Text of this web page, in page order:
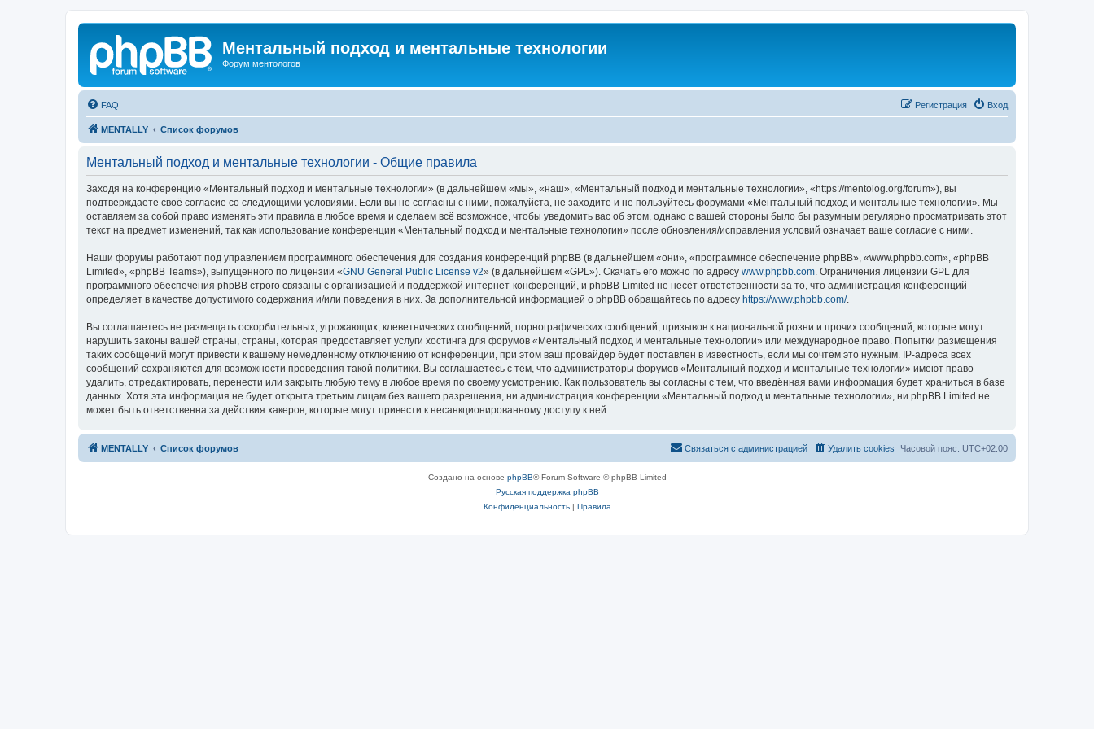
Ментальный подход и ментальные технологии
Форум ментологов
FAQ Вход
Регистрация
MENTALLY Список форумов
Ментальный подход и ментальные технологии - Общие правила
Заходя на конференцию «Ментальный подход и ментальные технологии» (в дальнейшем «мы», «наш», «Ментальный подход и ментальные технологии», «https://mentolog.org/forum»), вы
подтверждаете своё согласие со следующими условиями. Если вы не согласны с ними, пожалуйста, не заходите и не пользуйтесь форумами «Ментальный подход и ментальные технологии». Мы
оставляем за собой право изменять эти правила в любое время и сделаем всё возможное, чтобы уведомить вас об этом, однако с вашей стороны было бы разумным регулярно просматривать этот
текст на предмет изменений, так как использование конференции «Ментальный подход и ментальные технологии» после обновления/исправления условий означает ваше согласие с ними.
Наши форумы работают под управлением программного обеспечения для создания конференций phpBB (в дальнейшем «они», «программное обеспечение phpBB», «www.phpbb.com», «phpBB
Limited», «phpBB Teams»), выпущенного по лицензии «GNU General Public License v2» (в дальнейшем «GPL»). Скачать его можно по адресу www.phpbb.com . Ограничения лицензии GPL для
программного обеспечения phpBB строго связаны с организацией и поддержкой интернет-конференций, и phpBB Limited не несёт ответственности за то, что администрация конференций
определяет в качестве допустимого содержания и/или поведения в них. За дополнительной информацией о phpBB обращайтесь по адресу https://www.phpbb.com/.
Вы соглашаетесь не размещать оскорбительных, угрожающих, клеветнических сообщений, порнографических сообщений, призывов к национальной розни и прочих сообщений, которые могут
нарушить законы вашей страны, страны, которая предоставляет услуги хостинга для форумов «Ментальный подход и ментальные технологии» или международное право. Попытки размещения
таких сообщений могут привести к вашему немедленному отключению от конференции, при этом ваш провайдер будет поставлен в известность, если мы сочтём это нужным. IP-адреса всех
сообщений сохраняются для возможности проведения такой политики. Вы соглашаетесь с тем, что администраторы форумов «Ментальный подход и ментальные технологии» имеют право
удалить, отредактировать, перенести или закрыть любую тему в любое время по своему усмотрению. Как пользователь вы согласны с тем, что введённая вами информация будет храниться в базе
данных. Хотя эта информация не будет открыта третьим лицам без вашего разрешения, ни администрация конференции «Ментальный подход и ментальные технологии», ни phpBB Limited не
может быть ответственна за действия хакеров, которые могут привести к несанкционированному доступу к ней.
MENTALLY Список форумов Часовой пояс: UTC+02:00
Удалить cookies
Связаться с администрацией
Создано на основе phpBB® Forum Software © phpBB Limited
Русская поддержка phpBB
Конфиденциальность| Правила